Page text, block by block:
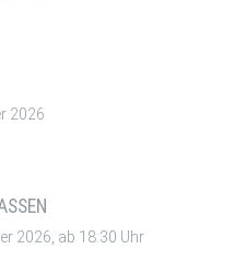
2026
2026, ab 18:30 Uhr